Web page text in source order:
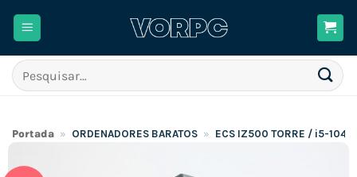
Pesquisar
por:
Portada » ORDENADORES BARATOS » ECS IZ500 TORRE / i5-